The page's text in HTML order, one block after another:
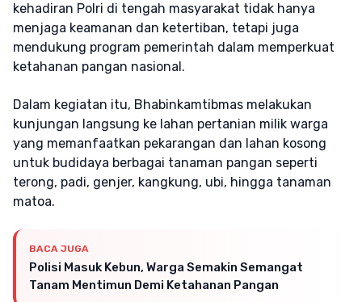
kehadiran Polri di tengah masyarakat tidak hanya
menjaga keamanan dan ketertiban, tetapi juga
mendukung program pemerintah dalam memperkuat
ketahanan pangan nasional.
Dalam kegiatan itu, Bhabinkamtibmas melakukan
kunjungan langsung ke lahan pertanian milik warga
yang memanfaatkan pekarangan dan lahan kosong
untuk budidaya berbagai tanaman pangan seperti
terong, padi, genjer, kangkung, ubi, hingga tanaman
matoa.
BACA JUGA
Polisi Masuk Kebun, Warga Semakin Semangat
Tanam Mentimun Demi Ketahanan Pangan